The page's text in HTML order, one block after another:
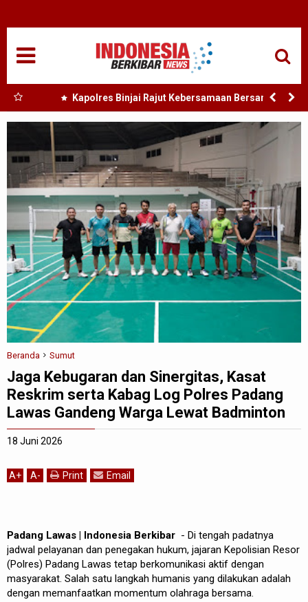
Kapolres Binjai Rajut Kebersamaan Bersama
Komunitas Ojek Online Kota Binjai
Beranda Sumut
Jaga Kebugaran dan Sinergitas, Kasat
Reskrim serta Kabag Log Polres Padang
Lawas Gandeng Warga Lewat Badminton
18 Juni 2026
A+ A- Print Email
Padang Lawas | Indonesia Berkibar - Di tengah padatnya
jadwal pelayanan dan penegakan hukum, jajaran Kepolisian Resor
(Polres) Padang Lawas tetap berkomunikasi aktif dengan
masyarakat. Salah satu langkah humanis yang dilakukan adalah
dengan memanfaatkan momentum olahraga bersama.
NASIONAL
SUMUT
MEDAN
TANJUNGBALAI
ACEH
EDUKASI
ADVETORIAL
REDAKSI